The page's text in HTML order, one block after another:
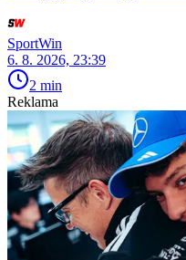
SportWin
6. 8. 2026, 23:39
2 min
Reklama